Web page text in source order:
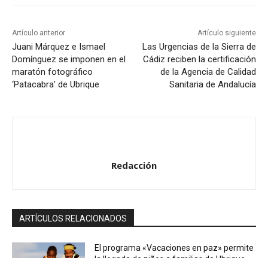
Artículo anterior
Juani Márquez e Ismael
Domínguez se imponen en el
maratón fotográfico
‘Patacabra’ de Ubrique
Artículo siguiente
Las Urgencias de la Sierra de
Cádiz reciben la certificación
de la Agencia de Calidad
Sanitaria de Andalucía
Redacción
ARTÍCULOS RELACIONADOS
El programa «Vacaciones en paz» permite